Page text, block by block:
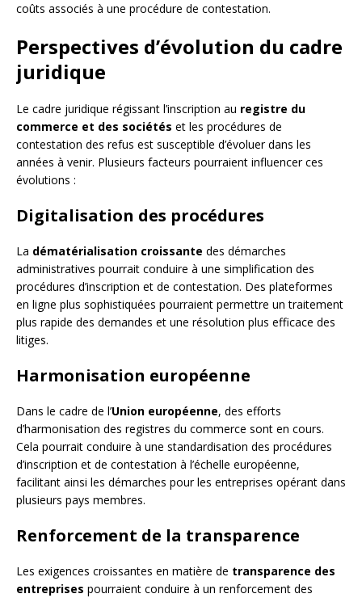
coûts associés à une procédure de contestation.
Perspectives d’évolution du cadre
juridique
Le cadre juridique régissant l’inscription au registre du
commerce et des sociétés et les procédures de
contestation des refus est susceptible d’évoluer dans les
années à venir. Plusieurs facteurs pourraient influencer ces
évolutions :
Digitalisation des procédures
La dématérialisation croissante des démarches
administratives pourrait conduire à une simplification des
procédures d’inscription et de contestation. Des plateformes
en ligne plus sophistiquées pourraient permettre un traitement
plus rapide des demandes et une résolution plus efficace des
litiges.
Harmonisation européenne
Dans le cadre de l’Union européenne, des efforts
d’harmonisation des registres du commerce sont en cours.
Cela pourrait conduire à une standardisation des procédures
d’inscription et de contestation à l’échelle européenne,
facilitant ainsi les démarches pour les entreprises opérant dans
plusieurs pays membres.
Renforcement de la transparence
Les exigences croissantes en matière de transparence des
entreprises pourraient conduire à un renforcement des